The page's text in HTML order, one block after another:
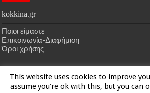
kokkina.gr
Ποιοι είμαστε
Επικοινωνία-Διαφήμιση
Όροι χρήσης
HOMEkokkina.gr | Designed by
This website uses cookies to improve
assume you're ok with this, but you can